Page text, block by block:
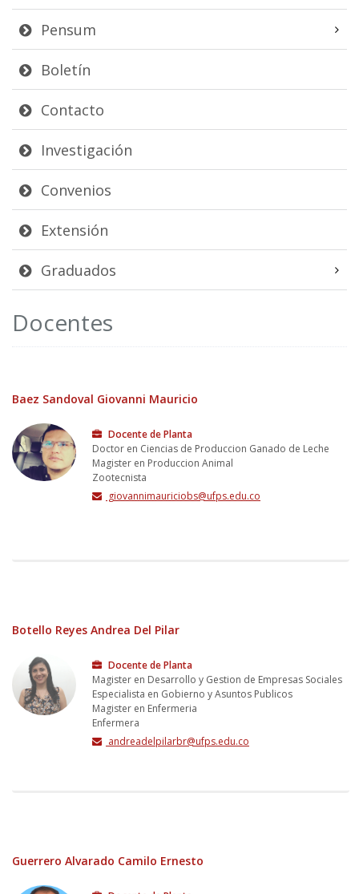
Pensum
Boletín
Contacto
Investigación
Convenios
Extensión
Graduados
Docentes
Baez Sandoval Giovanni Mauricio
Docente de Planta
Doctor en Ciencias de Produccion Ganado de Leche
Magister en Produccion Animal
Zootecnista
giovannimauriciobs@ufps.edu.co
Botello Reyes Andrea Del Pilar
Docente de Planta
Magister en Desarrollo y Gestion de Empresas Sociales
Especialista en Gobierno y Asuntos Publicos
Magister en Enfermeria
Enfermera
andreadelpilarbr@ufps.edu.co
Guerrero Alvarado Camilo Ernesto